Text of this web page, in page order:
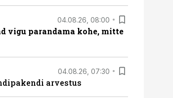
04.08.26, 08:00
vigu parandama kohe, mitte
04.08.26, 07:30
arvestus